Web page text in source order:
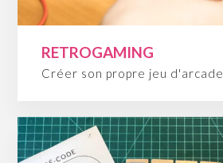
RETROGAMING
Créer son propre jeu d'arcade